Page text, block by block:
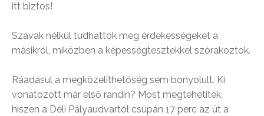
itt biztos!
Szavak nélkül tudhattok meg érdekességeket a
másikról, miközben a képességtesztekkel szórakoztok.
Ráadásul a megközelíthetőség sem bonyolult. Ki
vonatozott már első randin? Most megtehetitek,
hiszen a Déli Pályaudvartól csupán 17 perc az út a